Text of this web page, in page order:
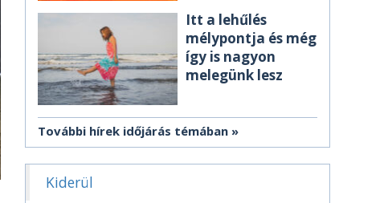
Itt a lehűlés
mélypontja és még
így is nagyon
melegünk lesz
További hírek időjárás témában
Kiderül